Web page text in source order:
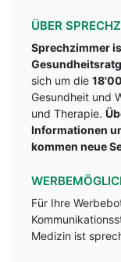
ÜBER
Sprechzimmer
sich um die
Gesundheit und
und Therapie.
Informationen
kommen neue
Für Ihre
Medizin ist